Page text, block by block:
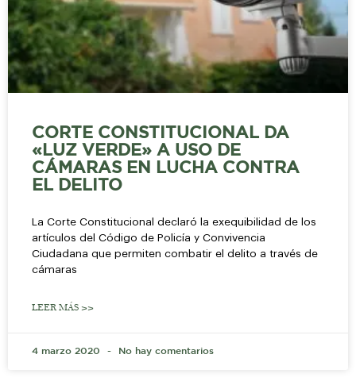
CORTE CONSTITUCIONAL DA
«LUZ VERDE» A USO DE
CÁMARAS EN LUCHA CONTRA
EL DELITO
La Corte Constitucional declaró la exequibilidad de los
artículos del Código de Policía y Convivencia
Ciudadana que permiten combatir el delito a través de
cámaras
LEER MÁS >>
4 marzo 2020 No hay comentarios